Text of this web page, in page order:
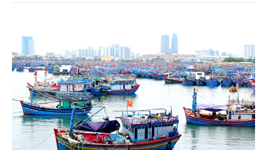
không gian tâm linh thân thiện với môi trường, đồng
trong bảo vệ thiên nhiên và phát triển bền vững.